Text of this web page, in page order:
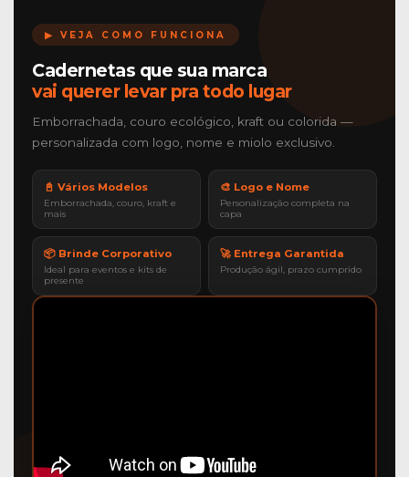
▶ VEJA COMO FUNCIONA
Cadernetas que sua marca
vai querer levar pra todo lugar
Emborrachada, couro ecológico, kraft ou colorida —
personalizada com logo, nome e miolo exclusivo.
📓 Vários Modelos
Emborrachada, couro, kraft e
mais
🎨 Logo e Nome
Personalização completa na
capa
📦 Brinde Corporativo
Ideal para eventos e kits de
presente
🚀 Entrega Garantida
Produção ágil, prazo cumprido